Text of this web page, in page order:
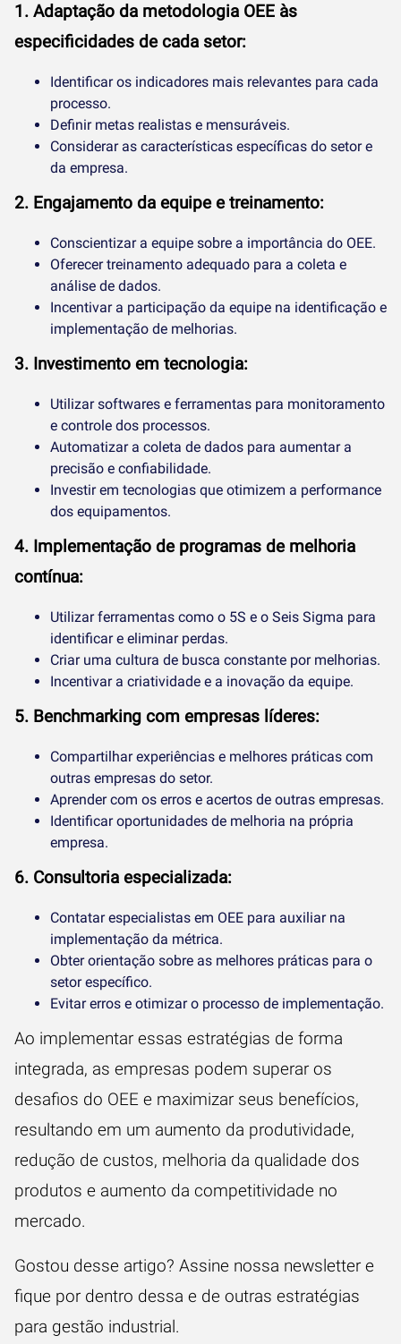
1. Adaptação da metodologia OEE às
especificidades de cada setor:
Identificar os indicadores mais relevantes para cada
processo.
Definir metas realistas e mensuráveis.
Considerar as características específicas do setor e
da empresa.
2. Engajamento da equipe e treinamento:
Conscientizar a equipe sobre a importância do OEE.
Oferecer treinamento adequado para a coleta e
análise de dados.
Incentivar a participação da equipe na identificação e
implementação de melhorias.
3. Investimento em tecnologia:
Utilizar softwares e ferramentas para monitoramento
e controle dos processos.
Automatizar a coleta de dados para aumentar a
precisão e confiabilidade.
Investir em tecnologias que otimizem a performance
dos equipamentos.
4. Implementação de programas de melhoria
contínua:
Utilizar ferramentas como o 5S e o Seis Sigma para
identificar e eliminar perdas.
Criar uma cultura de busca constante por melhorias.
Incentivar a criatividade e a inovação da equipe.
5. Benchmarking com empresas líderes:
Compartilhar experiências e melhores práticas com
outras empresas do setor.
Aprender com os erros e acertos de outras empresas.
Identificar oportunidades de melhoria na própria
empresa.
6. Consultoria especializada:
Contatar especialistas em OEE para auxiliar na
implementação da métrica.
Obter orientação sobre as melhores práticas para o
setor específico.
Evitar erros e otimizar o processo de implementação.
Ao implementar essas estratégias de forma
integrada, as empresas podem superar os
desafios do OEE e maximizar seus benefícios,
resultando em um aumento da produtividade,
redução de custos, melhoria da qualidade dos
produtos e aumento da competitividade no
mercado.
Gostou desse artigo? Assine nossa newsletter e
fique por dentro dessa e de outras estratégias
para gestão industrial.